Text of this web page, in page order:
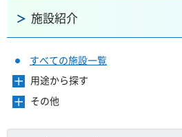
施設紹介
すべての施設一覧
メ
ニ
ュ
用途から探す
メ
ュ
その他